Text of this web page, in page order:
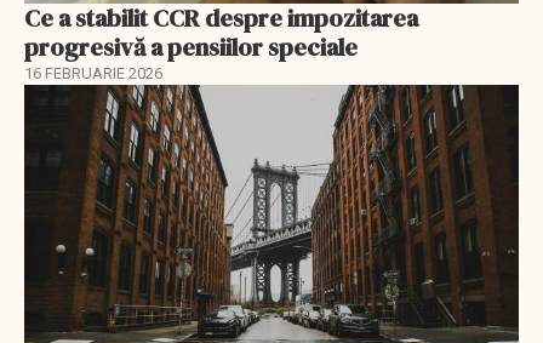
Ce a stabilit CCR despre impozitarea
progresivă a pensiilor speciale
16 FEBRUARIE 2026